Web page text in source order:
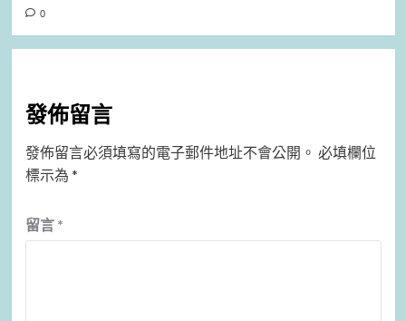
0
發佈留言
發佈留言必須填寫的電子郵件地址不會公開。 必填欄位
標示為 *
留言 *